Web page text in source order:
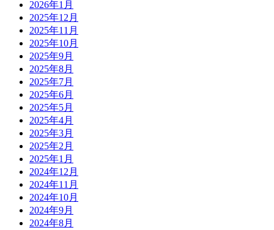
2026年1月
2025年12月
2025年11月
2025年10月
2025年9月
2025年8月
2025年7月
2025年6月
2025年5月
2025年4月
2025年3月
2025年2月
2025年1月
2024年12月
2024年11月
2024年10月
2024年9月
2024年8月